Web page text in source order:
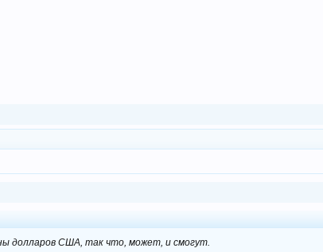
долларов США, так что, может, и смогут.